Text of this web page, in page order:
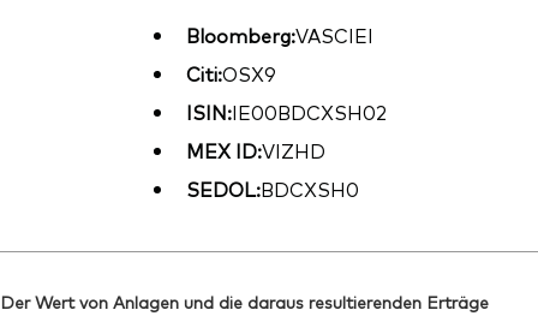
Bloomberg:VASCIEI
Citi:OSX9
ISIN:IE00BDCXSH02
MEX ID:VIZHD
SEDOL:BDCXSH0
Der Wert von Anlagen und die daraus resultierenden Erträge